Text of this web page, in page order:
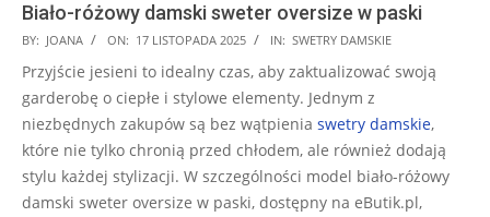
Biało-różowy damski sweter oversize w paski
2025-
11-
17
BY: JOANA ON: 17 LISTOPADA 2025 IN: SWETRY DAMSKIE
Przyjście jesieni to idealny czas, aby zaktualizować swoją
garderobę o ciepłe i stylowe elementy. Jednym z
niezbędnych zakupów są bez wątpienia swetry damskie,
które nie tylko chronią przed chłodem, ale również dodają
stylu każdej stylizacji. W szczególności model biało-różowy
damski sweter oversize w paski, dostępny na eButik.pl,